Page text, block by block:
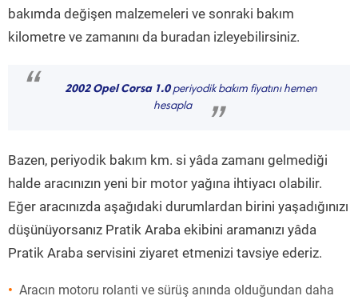
bakımda değişen malzemeleri ve sonraki bakım
kilometre ve zamanını da buradan izleyebilirsiniz.
“ 2002 Opel Corsa 1.0periyodik bakım fiyatını hemen
hesapla
”
Bazen, periyodik bakım km. si yâda zamanı gelmediği
halde aracınızın yeni bir motor yağına ihtiyacı olabilir.
Eğer aracınızda aşağıdaki durumlardan birini yaşadığınızı
düşünüyorsanız Pratik Araba ekibini aramanızı yâda
Pratik Araba servisini ziyaret etmenizi tavsiye ederiz.
Aracın motoru rolanti ve sürüş anında olduğundan daha